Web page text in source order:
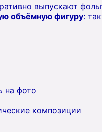
выпускают
объёмную фигуру:
на фото
композиции